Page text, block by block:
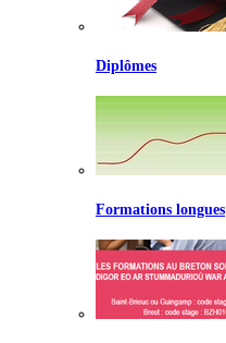
Diplômes
Formations longues